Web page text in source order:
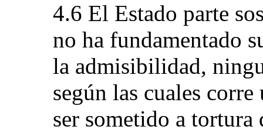
4.6 El Estado parte
no ha fundamentado
la admisibilidad,
según las cuales
ser sometido a